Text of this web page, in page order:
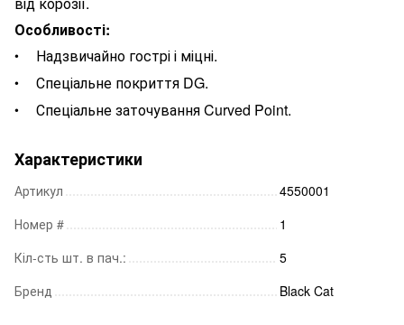
Особливості:
Надзвичайно гострі і міцні.
Спеціальне покриття DG.
Спеціальне заточування Curved Point.
Характеристики
Артикул
4550001
Номер #
1
Кіл-сть шт. в пач.:
5
Бренд
Black Cat